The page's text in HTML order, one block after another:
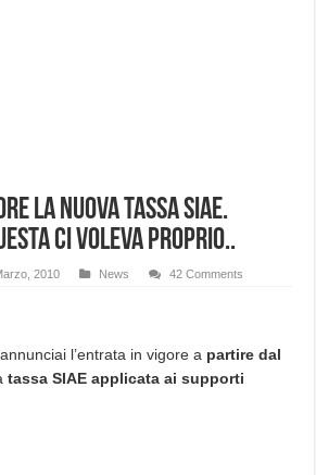
la nuova tassa SIAE.
ci voleva proprio..
2010 News 42 Comments
l’entrata in vigore a partire dal
tassa SIAE applicata ai supporti